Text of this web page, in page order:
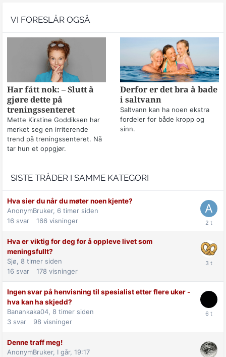
VI FORESLÅR OGSÅ
Har fått nok: – Slutt å
gjøre dette på
treningssenteret
Mette Kirstine Goddiksen har
merket seg en irriterende
trend på treningssenteret. Nå
tar hun et oppgjør.
Derfor er det bra å bade
i saltvann
Saltvann kan ha noen ekstra
fordeler for både kropp og
sinn.
SISTE TRÅDER I SAMME KATEGORI
Hva sier du når du møter noen kjente?
AnonymBruker, 6 timer siden
16 svar 166 visninger
Hva er viktig for deg for å oppleve livet som
meningsfullt?
Sjø, 8 timer siden
16 svar 178 visninger
Ingen svar på henvisning til spesialist etter flere uker -
hva kan ha skjedd?
Banankaka04, 8 timer siden
3 svar 98 visninger
Denne traff meg!
AnonymBruker, I går, 19:17